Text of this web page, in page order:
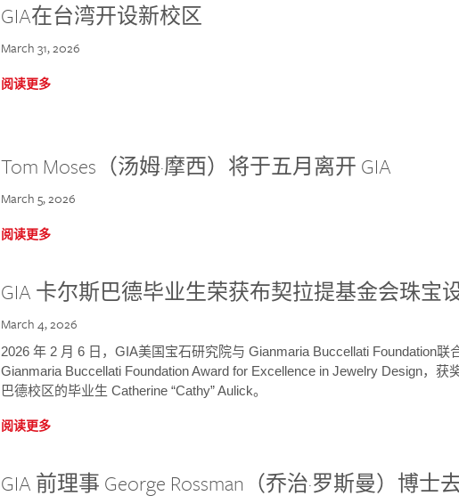
GIA在台湾开设新校区
March 31, 2026
阅读更多
Tom Moses（汤姆·摩西）将于五月离开 GIA
March 5, 2026
阅读更多
GIA 卡尔斯巴德毕业生荣获布契拉提基金会珠宝
March 4, 2026
2026 年 2 月 6 日，GIA美国宝石研究院与 Gianmaria Buccellati Foundation联
Gianmaria Buccellati Foundation Award for Excellence in Jewelry Design，获
巴德校区的毕业生 Catherine “Cathy” Aulick。
阅读更多
GIA 前理事 George Rossman（乔治·罗斯曼）博士